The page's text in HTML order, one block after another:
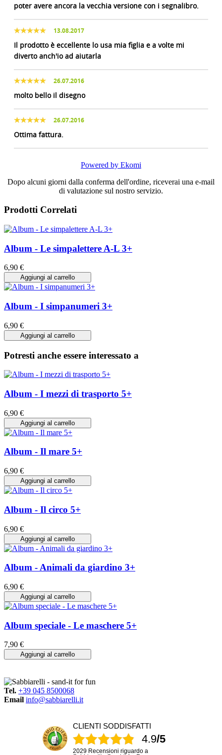
poter avere ancora la vecchia versione con i segnalibro.
13.08.2017
Il prodotto è eccellente lo usa mia figlia e a volte mi
diverto anch'io ad aiutarla
26.07.2016
molto bello il disegno
26.07.2016
Ottima fattura.
Powered by Ekomi
Dopo alcuni giorni dalla conferma dell'ordine, riceverai una e-mail
di valutazione sul nostro servizio.
Prodotti Correlati
Album - Le simpalettere A-L 3+
6,90 €
Aggiungi al carrello
Album - I simpanumeri 3+
6,90 €
Aggiungi al carrello
Potresti anche essere interessato a
Album - I mezzi di trasporto 5+
6,90 €
Aggiungi al carrello
Album - Il mare 5+
6,90 €
Aggiungi al carrello
Album - Il circo 5+
6,90 €
Aggiungi al carrello
Album - Animali da giardino 3+
6,90 €
Aggiungi al carrello
Album speciale - Le maschere 5+
7,90 €
Aggiungi al carrello
Tel. +39 045 8500068
Email info@sabbiarelli.it
CLIENTI SODDISFATTI
4.9/5
2029 Recensioni riguardo a